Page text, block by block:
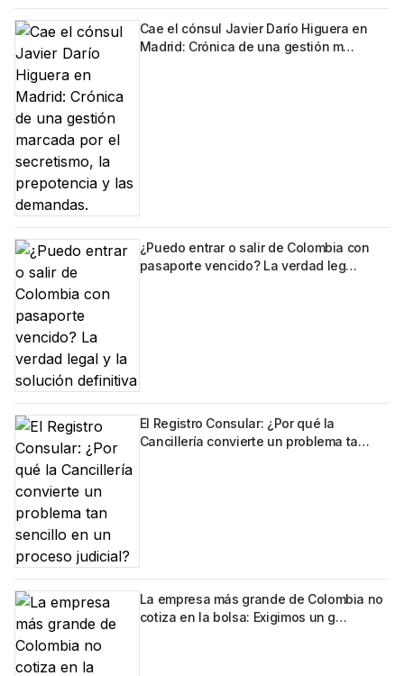
Cae el cónsul Javier Darío Higuera en
Madrid: Crónica de una gestión m…
¿Puedo entrar o salir de Colombia con
pasaporte vencido? La verdad leg…
El Registro Consular: ¿Por qué la
Cancillería convierte un problema ta…
La empresa más grande de Colombia no
cotiza en la bolsa: Exigimos un g…